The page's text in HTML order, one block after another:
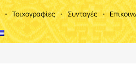
Τοιχογραφίες Συνταγές